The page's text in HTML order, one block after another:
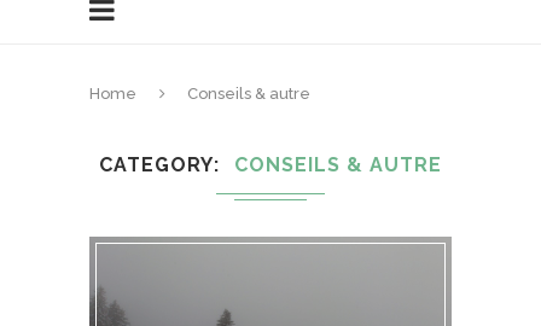
Home Conseils & autre
CATEGORY CONSEILS & AUTRE